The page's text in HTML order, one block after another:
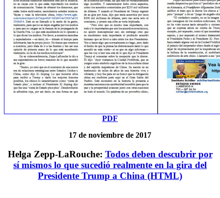
PDF
17 de noviembre de 2017
Helga Zepp-LaRouche: Todos deben descubrir por
sí mismos lo que sucedió realmente en la gira del
Presidente Trump a China (HTML)